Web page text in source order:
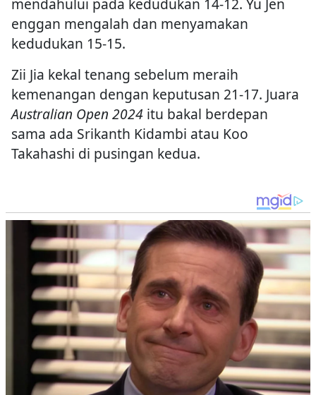
mendahului pada kedudukan 14-12. Yu Jen
enggan mengalah dan menyamakan
kedudukan 15-15.
Zii Jia kekal tenang sebelum meraih
kemenangan dengan keputusan 21-17. Juara
Australian Open 2024 itu bakal berdepan
sama ada Srikanth Kidambi atau Koo
Takahashi di pusingan kedua.